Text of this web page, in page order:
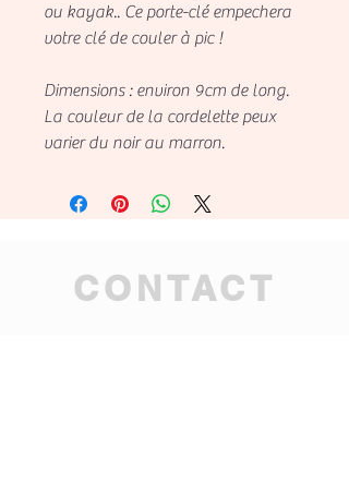
ou kayak.. Ce porte-clé empechera
votre clé de couler à pic !
Dimensions : environ 9cm de long.
La couleur de la cordelette peux
varier du noir au marron.
CONTACT